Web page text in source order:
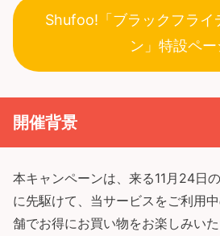
Shufoo!「ブラックフライ
ン」特設ペー
開催背景
本キャンペーンは、来る11月24日
に先駆けて、当サービスをご利用
舗でお得にお買い物をお楽しみい